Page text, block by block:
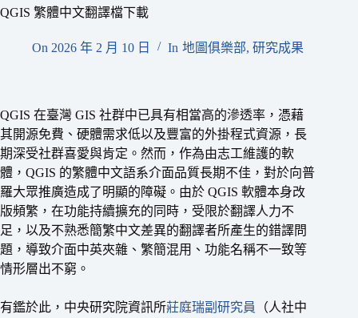
QGIS 繁體中文翻譯檔下載
On 2026 年 2 月 10 日 In 地圖俱樂部, 研究成果
QGIS 在臺灣 GIS 社群中已具有相當高的滲透率，憑藉
其開源免費、硬體需求低以及豐富的外掛程式資源，長
期深受社群喜愛與肯定。然而，作為由志工維護的軟
體，QGIS 的繁體中文語系介面品質長期不佳，對於向普
羅大眾推廣造成了明顯的障礙。由於 QGIS 軟體本身改
版頻繁，在功能持續擴充的同時，受限於翻譯人力不
足，以及不熟悉簡繁中文差異的翻譯者所產生的錯譯問
題，導致介面中英夾雜、繁簡混用、功能名稱不一致等
情形層出不窮。
有鑑於此，中央研究院資訊所莊庭瑞副研究員
（人社中